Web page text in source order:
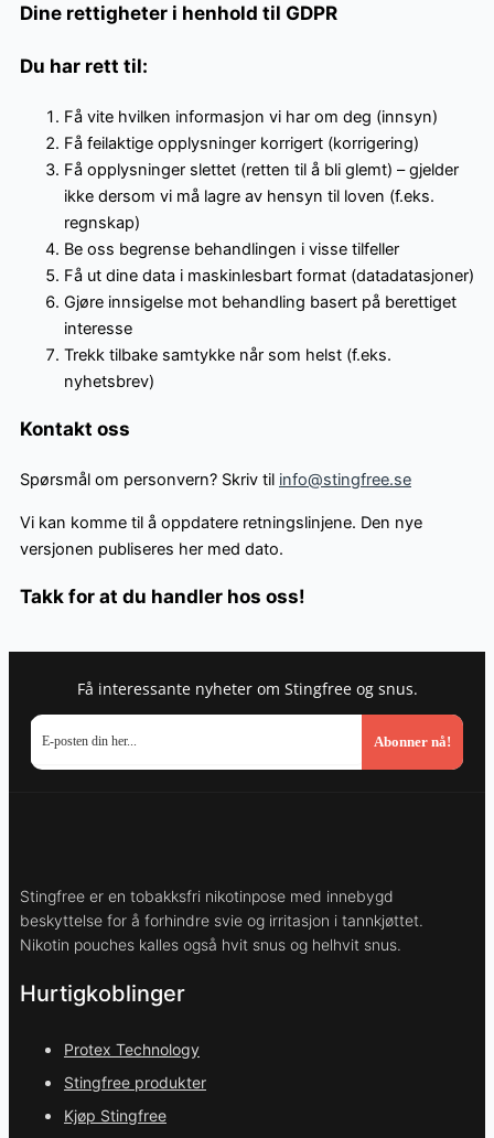
Dine rettigheter i henhold til GDPR
Du har rett til:
Få vite hvilken informasjon vi har om deg (innsyn)
Få feilaktige opplysninger korrigert (korrigering)
Få opplysninger slettet (retten til å bli glemt) – gjelder
ikke dersom vi må lagre av hensyn til loven (f.eks.
regnskap)
Be oss begrense behandlingen i visse tilfeller
Få ut dine data i maskinlesbart format (datadatasjoner)
Gjøre innsigelse mot behandling basert på berettiget
interesse
Trekk tilbake samtykke når som helst (f.eks.
nyhetsbrev)
Kontakt oss
Spørsmål om personvern? Skriv til info@stingfree.se
Vi kan komme til å oppdatere retningslinjene. Den nye
versjonen publiseres her med dato.
Takk for at du handler hos oss!
Få interessante nyheter om Stingfree og snus.
Abonner nå!
Stingfree er en tobakksfri nikotinpose med innebygd
beskyttelse for å forhindre svie og irritasjon i tannkjøttet.
Nikotin pouches kalles også hvit snus og helhvit snus.
Hurtigkoblinger
Protex Technology
Stingfree produkter
Kjøp Stingfree